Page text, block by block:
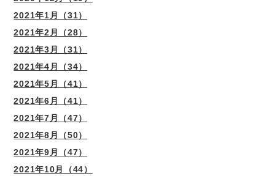
2021年1月（31）
2021年2月（28）
2021年3月（31）
2021年4月（34）
2021年5月（41）
2021年6月（41）
2021年7月（47）
2021年8月（50）
2021年9月（47）
2021年10月（44）